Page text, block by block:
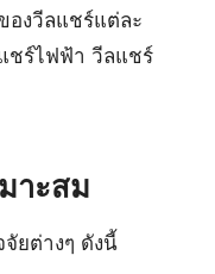
องวีลแชร์แต่ละ
ชร์ไฟฟ้า วีลแชร์
าะสม
ยต่างๆ ดังนี้